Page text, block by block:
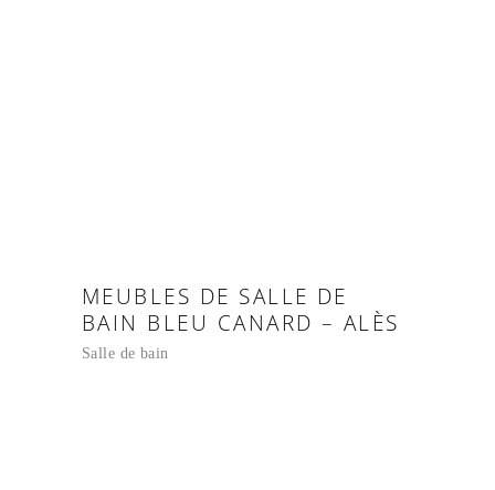
MEUBLES DE SALLE DE
BAIN BLEU CANARD – ALÈS
Salle de bain